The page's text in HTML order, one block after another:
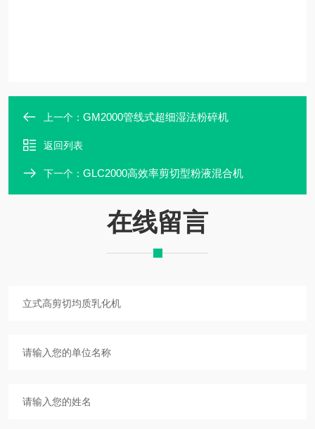
上一个： GM2000管线式超细湿法粉碎机
返回列表
下一个： GLC2000高效率剪切型粉液混合机
在线留言